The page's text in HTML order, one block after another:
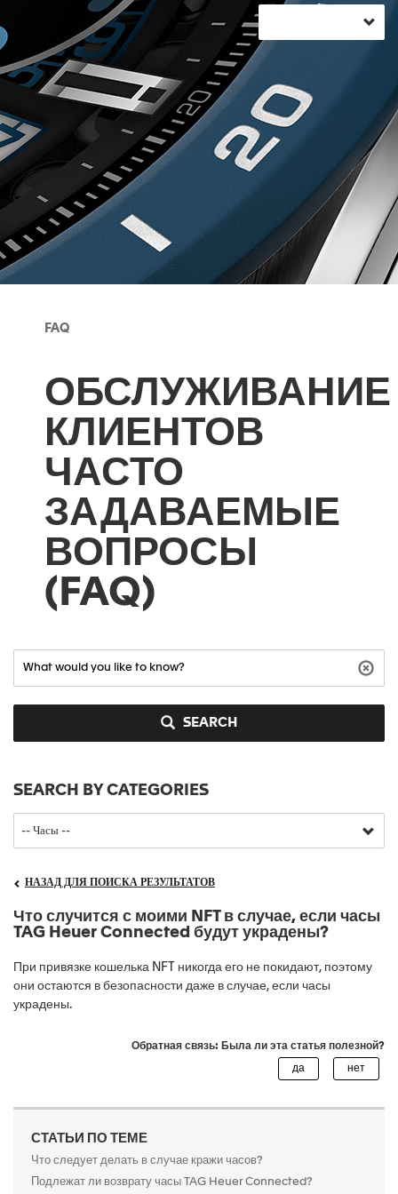
FAQ
ОБСЛУЖИВАНИЕ
КЛИЕНТОВ
ЧАСТО
ЗАДАВАЕМЫЕ
ВОПРОСЫ
(FAQ)
SEARCH
SEARCH BY CATEGORIES
НАЗАД ДЛЯ ПОИСКА РЕЗУЛЬТАТОВ
Что случится с моими NFT в случае, если часы
TAG Heuer Connected будут украдены?
При привязке кошелька NFT никогда его не покидают, поэтому
они остаются в безопасности даже в случае, если часы
украдены.
Обратная связь: Была ли эта статья полезной?
СТАТЬИ ПО ТЕМЕ
Что следует делать в случае кражи часов?
Подлежат ли возврату часы TAG Heuer Connected?